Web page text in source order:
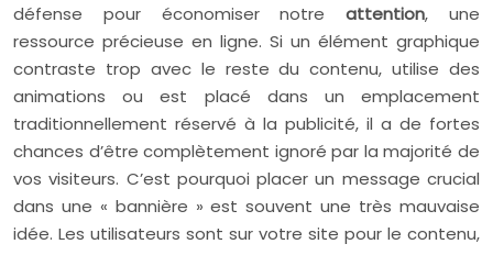
défense pour économiser notreattention, une
ressource précieuse en ligne. Si un élément graphique
contraste trop avec le reste du contenu, utilise des
animations ou est placé dans un emplacement
traditionnellement réservé à la publicité, il a de fortes
chances d’être complètement ignoré par la majorité de
vos visiteurs. C’est pourquoi placer un message crucial
dans une « bannière » est souvent une très mauvaise
idée. Les utilisateurs sont sur votre site pour le contenu,